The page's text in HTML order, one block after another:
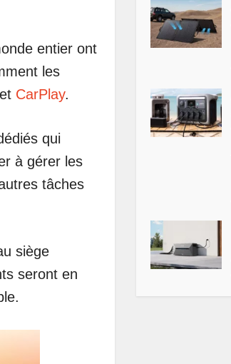
entier ont
les
CarPlay.
qui
à gérer les
tâches
siège
seront en